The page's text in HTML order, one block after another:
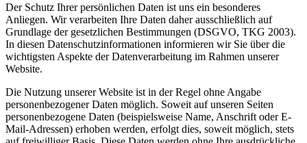
Der Schutz Ihrer persönlichen Daten ist uns ein besonderes
Anliegen. Wir verarbeiten Ihre Daten daher ausschließlich auf
Grundlage der gesetzlichen Bestimmungen (DSGVO, TKG 2003).
In diesen Datenschutzinformationen informieren wir Sie über die
wichtigsten Aspekte der Datenverarbeitung im Rahmen unserer
Website.
Die Nutzung unserer Website ist in der Regel ohne Angabe
personenbezogener Daten möglich. Soweit auf unseren Seiten
personenbezogene Daten (beispielsweise Name, Anschrift oder E-
Mail-Adressen) erhoben werden, erfolgt dies, soweit möglich, stets